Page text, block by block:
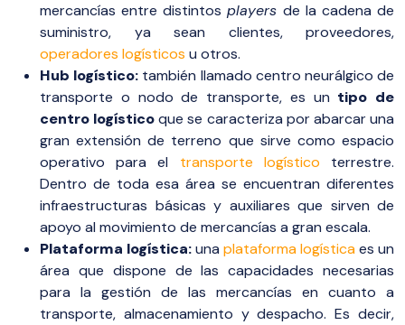
mercancías entre distintosplayers de la cadena de
suministro, ya sean clientes, proveedores,
operadores logísticos u otros.
Hub logístico: también llamado centro neurálgico de
transporte o nodo de transporte, es un tipo de
centro logísticoque se caracteriza por abarcar una
gran extensión de terreno que sirve como espacio
operativo para el transporte logístico terrestre.
Dentro de toda esa área se encuentran diferentes
infraestructuras básicas y auxiliares que sirven de
apoyo al movimiento de mercancías a gran escala.
Plataforma logística:una plataforma logísticaes un
área que dispone de las capacidades necesarias
para la gestión de las mercancías en cuanto a
transporte, almacenamiento y despacho. Es decir,